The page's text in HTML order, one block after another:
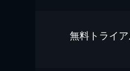
無料トライ